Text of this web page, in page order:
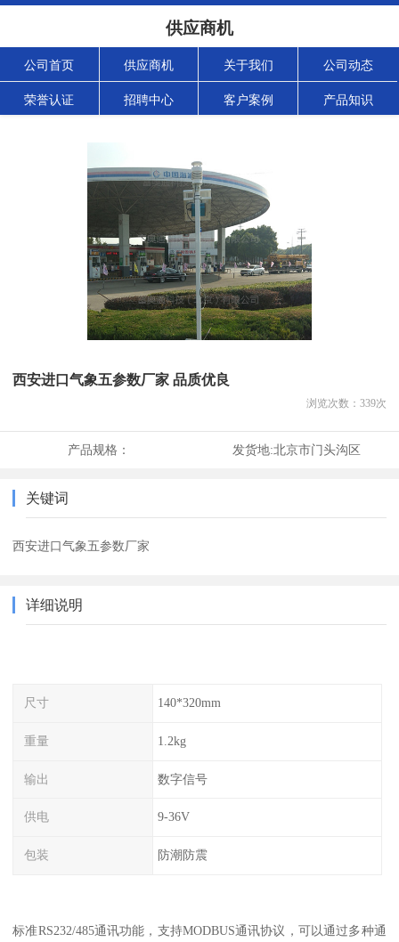
供应商机
公司首页 供应商机 关于我们 公司动态
荣誉认证 招聘中心 客户案例 产品知识
西安进口气象五参数厂家 品质优良
浏览次数： 339次
产品规格： 发货地:北京市门头沟区
关键词
西安进口气象五参数厂家
详细说明
尺寸 140*320mm
重量 1.2kg
输出 数字信号
供电 9-36V
包装 防潮防震
标准RS232/485通讯功能，支持MODBUS通讯协议，可以通过多种通